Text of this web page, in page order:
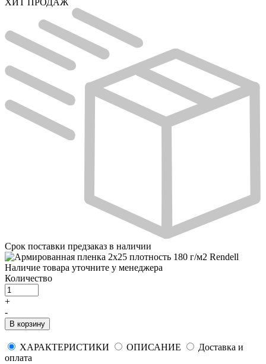
ХИТ ПРОДАЖ
Срок поставки предзаказ в наличии
Наличие товара уточните у менеджера
Количество
+
-
В корзину
ХАРАКТЕРИСТИКИ ОПИСАНИЕ
Доставка и
оплата